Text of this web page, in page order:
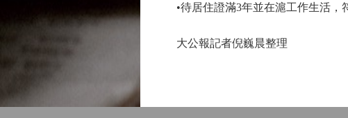
•待居住證滿3年並在滬工作生活，
大公報記者倪巍晨整理